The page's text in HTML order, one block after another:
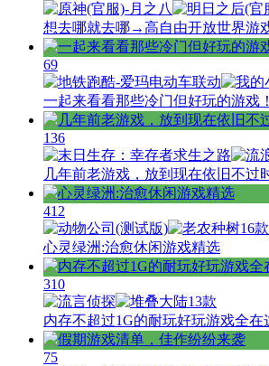
想去哪就去哪→高自由开放世界游
69
一起来看看那些冷门但好玩的游戏！
136
几年前老游戏，放到现在依旧不过
412
16款
心灵绿洲:治愈休闲游戏精选
310
13款
内存不超过1G的耐玩好玩游戏全在
75